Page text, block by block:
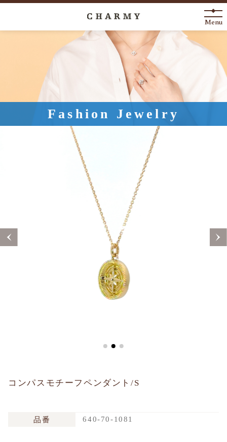
New Arrival
About
Engagement Ring
Marriage Ring
Blog Shop List
EN CH
Menu
Fashion Jewelry
コンパスモチーフペンダント/S
品番 640-70-1081